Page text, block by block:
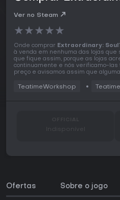
Ver no Steam
★★★★★
Onde comprar Extraordinary: Soul
à venda em nenhuma das lojas que
que fique assim, porque as lojas
continuamente e nós verificamo-las
preço e avisamos assim que
TeatimeWorkshop
Indisponível
Ofertas Sobre o jogo